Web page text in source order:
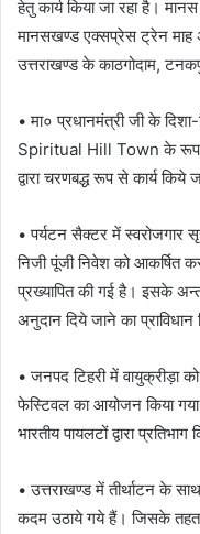
हेतु कार्य किया जा रहा है।
मानसखण्ड एक्सप्रेस ट्रेन
उत्तराखण्ड के काठगोदाम,
• मा० प्रधानमंत्री जी के
Spiritual Hill Town के रूप में
द्वारा चरणबद्ध रूप से कार्य किये
• पर्यटन सैक्टर में
निजी पूंजी निवेश को आकर्षित
प्रख्यापित की गई है। इसके
अनुदान दिये जाने का प्राविधान
• जनपद टिहरी में वायुक्रीड़ा
फेस्टिवल का आयोजन किया
भारतीय पायलटों द्वारा प्रतिभाग
• उत्तराखण्ड में तीर्थाटन के
कदम उठाये गये हैं। जिसके तहत